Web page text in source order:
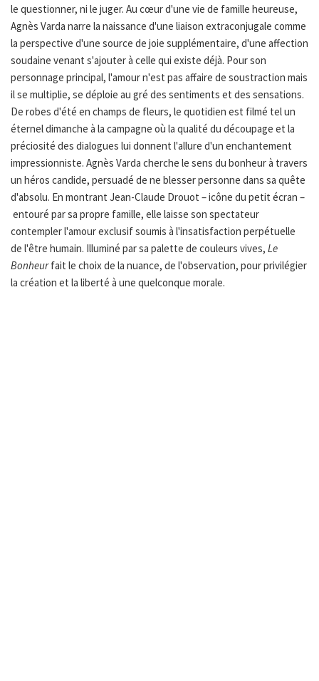
le questionner, ni le juger. Au cœur d'une vie de famille heureuse,
Agnès Varda narre la naissance d'une liaison extraconjugale comme
la perspective d'une source de joie supplémentaire, d'une affection
soudaine venant s'ajouter à celle qui existe déjà. Pour son
personnage principal, l'amour n'est pas affaire de soustraction mais
il se multiplie, se déploie au gré des sentiments et des sensations.
De robes d'été en champs de fleurs, le quotidien est filmé tel un
éternel dimanche à la campagne où la qualité du découpage et la
préciosité des dialogues lui donnent l'allure d'un enchantement
impressionniste. Agnès Varda cherche le sens du bonheur à travers
un héros candide, persuadé de ne blesser personne dans sa quête
d'absolu. En montrant Jean-Claude Drouot – icône du petit écran –
entouré par sa propre famille, elle laisse son spectateur
contempler l'amour exclusif soumis à l'insatisfaction perpétuelle
de l'être humain. Illuminé par sa palette de couleurs vives, Le
Bonheurfait le choix de la nuance, de l'observation, pour privilégier
la création et la liberté à une quelconque morale.